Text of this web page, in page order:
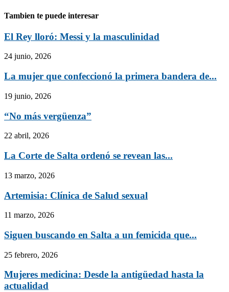
Tambien te puede interesar
El Rey lloró: Messi y la masculinidad
24 junio, 2026
La mujer que confeccionó la primera bandera de...
19 junio, 2026
“No más vergüenza”
22 abril, 2026
La Corte de Salta ordenó se revean las...
13 marzo, 2026
Artemisia: Clínica de Salud sexual
11 marzo, 2026
Siguen buscando en Salta a un femicida que...
25 febrero, 2026
Mujeres medicina: Desde la antigüedad hasta la
actualidad